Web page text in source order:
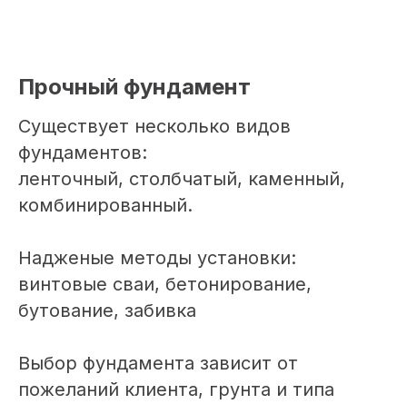
Прочный фундамент
Существует несколько видов
фундаментов:
ленточный, столбчатый, каменный,
комбинированный.
Надженые методы установки:
винтовые сваи, бетонирование,
бутование, забивка
Выбор фундамента зависит от
пожеланий клиента, грунта и типа